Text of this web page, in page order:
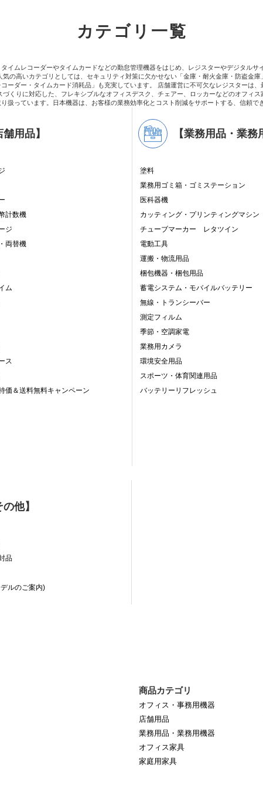
カテゴリ一覧
イムレコーダーやタイムカードなどの勤怠管理機器をはじめ、レジスターやデジタル
の高いカテゴリとしては、セキュリティ対策に欠かせない「金庫・耐火金庫・防盗金
ーダー・タイムカード消耗品」も充実しています。 店舗運営に不可欠なレジスターは
くりに対応した、フレキシブルなオフィスデスク、チェアー、ロッカーなどのオフィ
っています。日本機器は、お客様の業務効率化とコスト削減をサポートする、信頼で
舗用品】
計数機
ジ
両替機
ム
ス
価＆送料無料キャンペーン
【業務用品・業務
塗料
業務用ゴミ箱・ゴミステーション
医科器機
カッティング・プリンティングマシン
チューブマーカー レタツイン
電動工具
運搬・物流用品
梱包機器・梱包用品
蓄電システム・モバイルバッテリー
無線・トランシーバー
測定フィルム
季節・空調家電
業務用カメラ
環境安全用品
スポーツ・体育関連用品
バッテリーリフレッシュ
の他】
品
ルのご案内)
商品カテゴリ
オフィス・事務用機器
店舗用品
業務用品・業務用機器
オフィス家具
家庭用家具